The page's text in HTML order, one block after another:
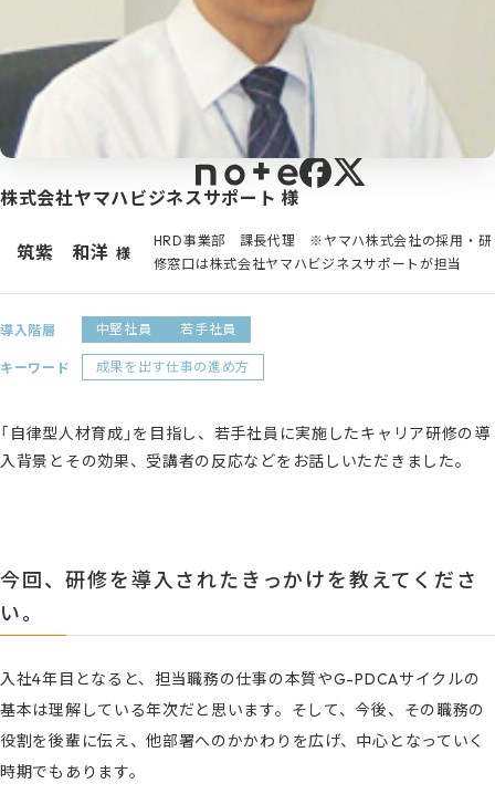
健康経営の取り組み
プライバシーポリシー
情報セキュリティポリシー
お電話でのお問い合わせ
03-5213-6888
株式会社ヤマハビジネスサポート 様
筑紫 和洋 様
HRD事業部 課長代理 ※ヤマハ株式会社の採用・研
修窓口は株式会社ヤマハビジネスサポートが担当
導入階層 中堅社員 若手社員
キーワード 成果を出す仕事の進め方
「自律型人材育成」を目指し、若手社員に実施したキャリア研修の導
入背景とその効果、受講者の反応などをお話しいただきました。
今回、研修を導入されたきっかけを教えてくださ
い。
入社4年目となると、担当職務の仕事の本質やG-PDCAサイクルの
基本は理解している年次だと思います。そして、今後、その職務の
役割を後輩に伝え、他部署へのかかわりを広げ、中心となっていく
時期でもあります。